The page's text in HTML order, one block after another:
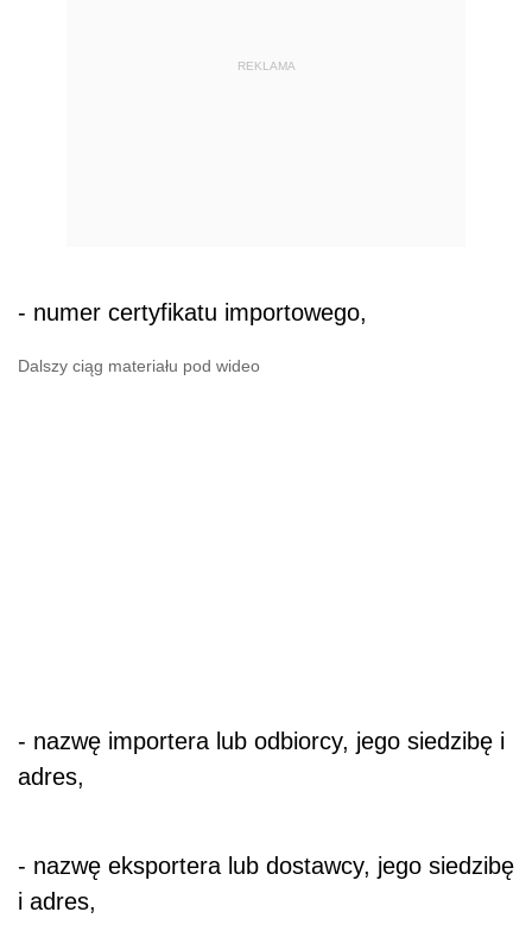
REKLAMA
- numer certyfikatu importowego,
Dalszy ciąg materiału pod wideo
- nazwę importera lub odbiorcy, jego siedzibę i
adres,
- nazwę eksportera lub dostawcy, jego siedzibę
i adres,